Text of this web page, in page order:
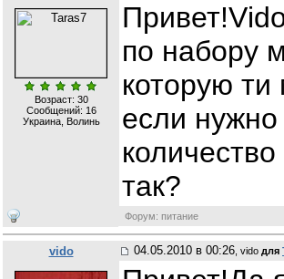
Возраст: 30
Сообщений: 16
Украина, Волинь
по набору
которую
если
так?
Форум: питание
vido 04.05.2010 в 00:26 , vido для